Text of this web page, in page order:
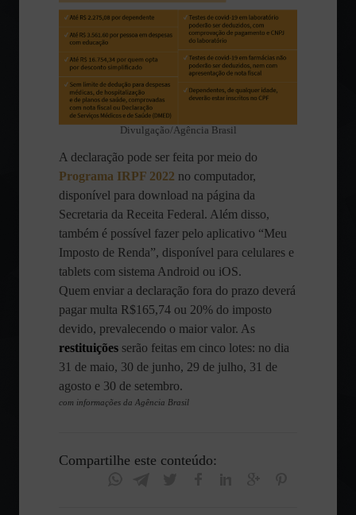
Divulgação/Agência Brasil
A declaração pode ser feita por meio do
Programa IRPF 2022 no computador,
disponível para download na página da
Secretaria da Receita Federal. Além disso,
também é possível fazer pelo aplicativo “Meu
Imposto de Renda”, disponível para celulares e
tablets com sistema Android ou iOS.
Quem enviar a declaração fora do prazo deverá
pagar multa R$165,74 ou 20% do imposto
devido, prevalecendo o maior valor. As
restituições serão feitas em cinco lotes: no dia
31 de maio, 30 de junho, 29 de julho, 31 de
agosto e 30 de setembro.
com informações da Agência Brasil
Compartilhe este conteúdo: